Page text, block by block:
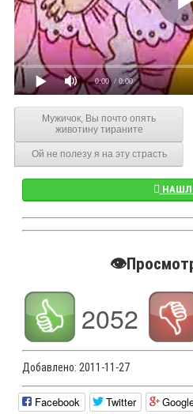
0:00 / 0:00
Мужичок, Вы почто опять
животину тираните
Ой не полезу я на эту страсть
2052
Добавлено: 2011-11-27
Facebook Twitter